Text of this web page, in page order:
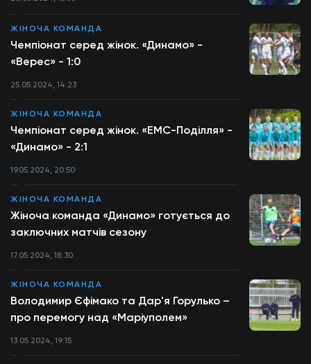
ЖІНОЧА КОМАНДА
Чемпіонат серед жінок. «Динамо» -
«Верес» - 1:0
25.05.2024, 14:23
ЖІНОЧА КОМАНДА
Чемпіонат серед жінок. «ЕМС-Поділля» -
«Динамо» - 2:1
19.05.2024, 20:50
ЖІНОЧА КОМАНДА
Жіноча команда «Динамо» готується до
заключних матчів сезону
17.05.2024, 18:30
ЖІНОЧА КОМАНДА
Володимир Єфімако та Дар'я Горулько –
про перемогу над «Маріуполем»
13.05.2024, 19:15